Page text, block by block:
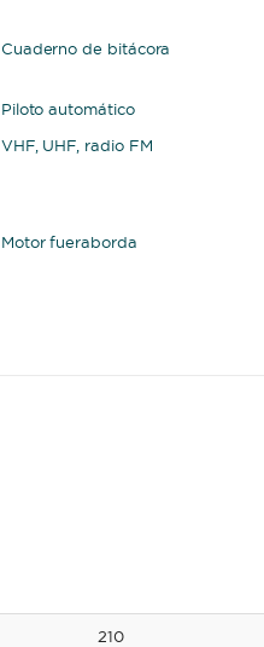
Cuaderno de bitácora
Piloto automático
VHF, UHF, radio FM
Motor fueraborda
210